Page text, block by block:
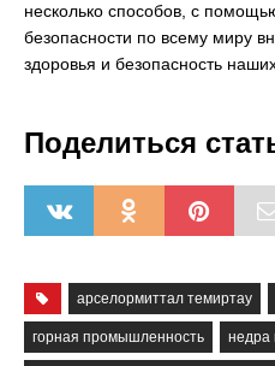
несколько способов, с
безопасности по всему миру
здоровья и безопасность
Поделиться
арселормиттал темиртау
горная промышленность недра